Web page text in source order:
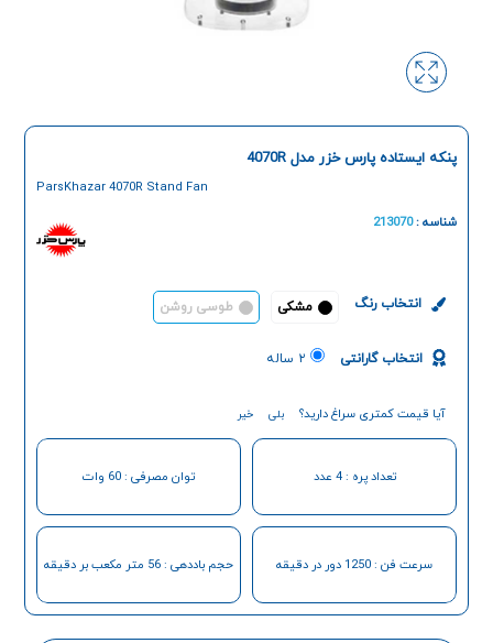
پنکه ایستاده پارس خزر مدل 4070R
ParsKhazar 4070R Stand Fan
شناسه :213070
انتخاب رنگ مشکی طوسی روشن
انتخاب گارانتی ۲ ساله
آیا قیمت کمتری سراغ دارید؟ بلی خیر
تعداد پره : 4 عدد توان مصرفی : 60 وات
سرعت فن : 1250 دور در دقیقه حجم باددهی : 56 متر مکعب بر دقیقه